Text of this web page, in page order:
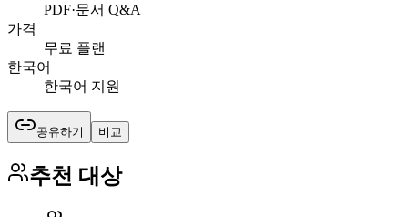
PDF·문서 Q&A
가격
무료 플랜
한국어
한국어 지원
공유하기 비교
추천 대상